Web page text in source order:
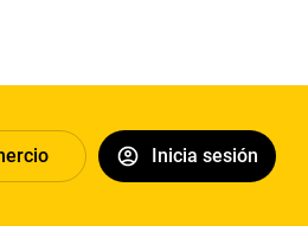
Inicia sesión